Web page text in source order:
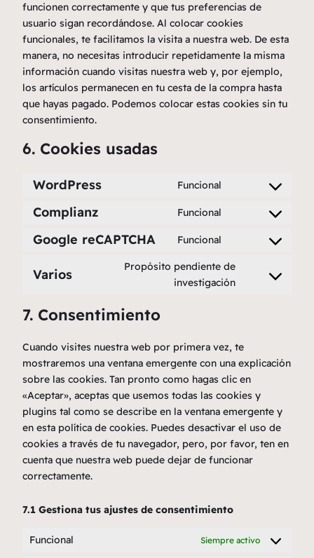
funcionen correctamente y que tus preferencias de
usuario sigan recordándose. Al colocar cookies
funcionales, te facilitamos la visita a nuestra web. De esta
manera, no necesitas introducir repetidamente la misma
información cuando visitas nuestra web y, por ejemplo,
los artículos permanecen en tu cesta de la compra hasta
que hayas pagado. Podemos colocar estas cookies sin tu
consentimiento.
6. Cookies usadas
WordPress Funcional
wordpress
Complianz Funcional
complianz
Google reCAPTCHA Funcional
to
service
Varios
Propósito pendiente de
investigación
Consent
7. Consentimiento
Cuando visites nuestra web por primera vez, te
mostraremos una ventana emergente con una explicación
sobre las cookies. Tan pronto como hagas clic en
«Aceptar», aceptas que usemos todas las cookies y
plugins tal como se describe en la ventana emergente y
en esta política de cookies. Puedes desactivar el uso de
cookies a través de tu navegador, pero, por favor, ten en
cuenta que nuestra web puede dejar de funcionar
correctamente.
7.1 Gestiona tus ajustes de consentimiento
Funcional Siempre activo